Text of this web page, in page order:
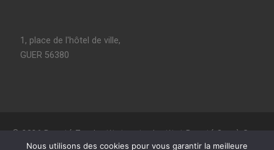
1, place de l'hôtel de ville,
GUER 56380
© 2026 Beauté Zen Institut, votre Institut Beauté Spa à Guer
– Tous les droits sont réservés
Nous utilisons des cookies pour vous garantir la meilleure